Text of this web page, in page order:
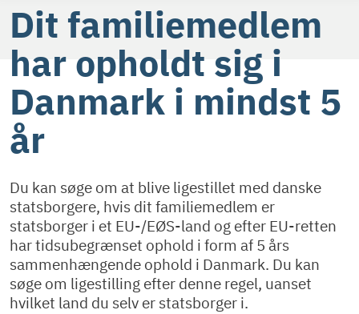
Dit familiemedlem
har opholdt sig i
Danmark i mindst 5
år
Du kan søge om at blive ligestillet med danske
statsborgere, hvis dit familiemedlem er
statsborger i et EU-/EØS-land og efter EU-retten
har tidsubegrænset ophold i form af 5 års
sammenhængende ophold i Danmark. Du kan
søge om ligestilling efter denne regel, uanset
hvilket land du selv er statsborger i.